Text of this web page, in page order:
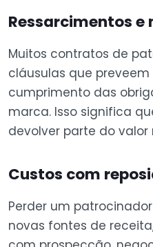
Ressarcimentos
Muitos contratos de
cláusulas que
cumprimento das
marca. Isso significa
devolver parte do valor
Custos com
Perder um
novas fontes de